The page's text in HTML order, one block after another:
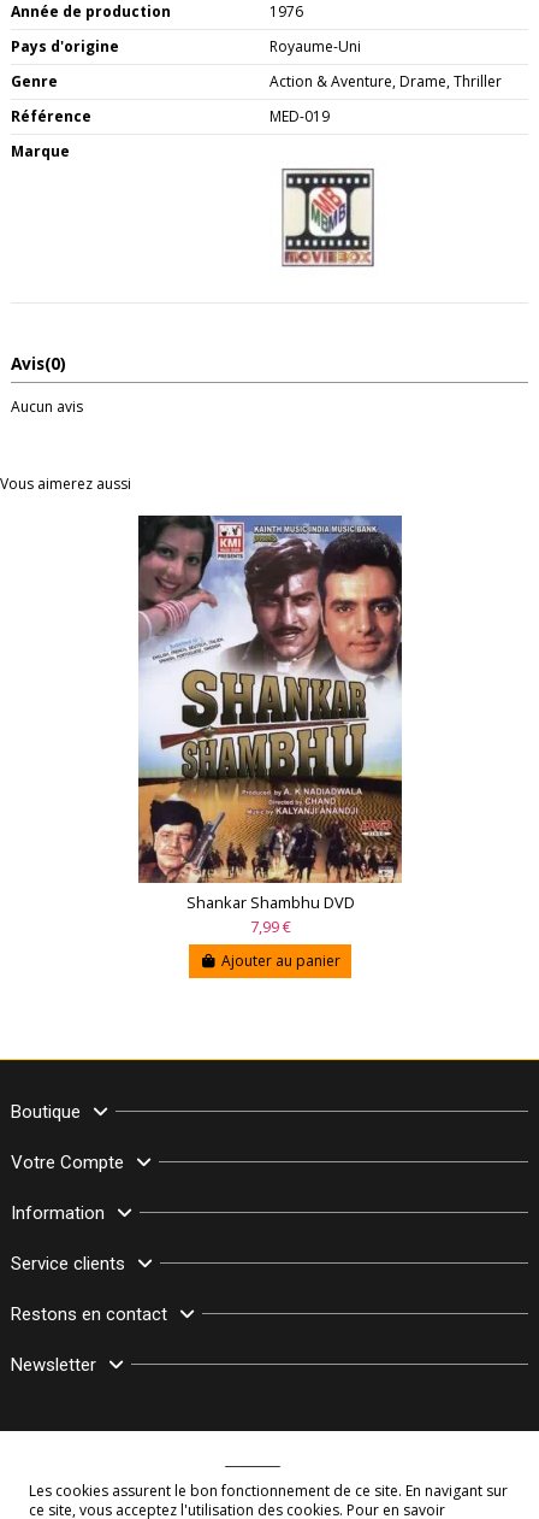
Année de production
1976
Pays d'origine
Royaume-Uni
Genre
Action & Aventure, Drame, Thriller
Référence
MED-019
Marque
Avis(0)
Aucun avis
Vous aimerez aussi
Shankar Shambhu DVD
7,99 €
Ajouter au panier
Boutique
Votre Compte
Information
Service clients
Restons en contact
Newsletter
Les cookies assurent le bon fonctionnement de ce site. En navigant sur
ce site, vous acceptez l'utilisation des cookies. Pour en savoir